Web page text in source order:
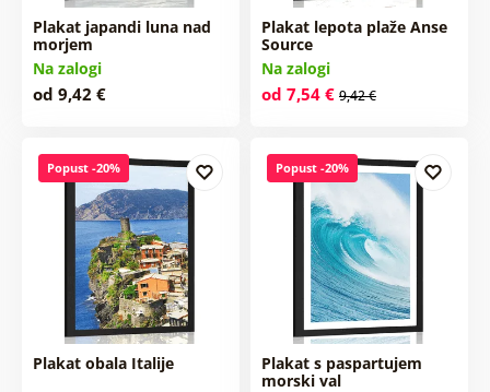
Plakat japandi luna nad
morjem
Na zalogi
od 9,42 €
Plakat lepota plaže Anse
Source
Na zalogi
od 7,54 € 9,42 €
Popust -20%
Plakat obala Italije
Popust -20%
Plakat s paspartujem
morski val